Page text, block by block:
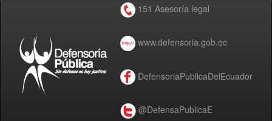
151 Asesoría legal
www.defensoria.gob.ec
DefensoriaPublicaDelEcuador
@DefensaPublicaE